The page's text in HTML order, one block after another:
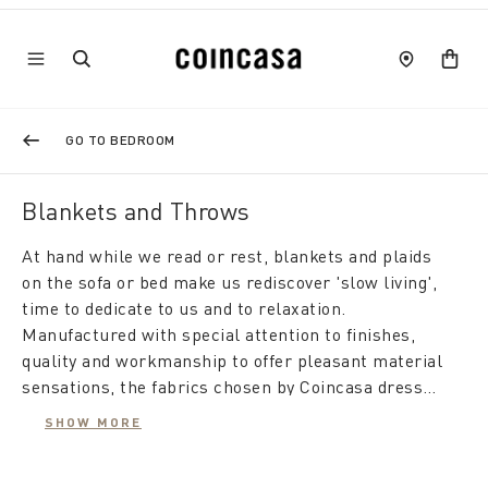
GO TO BEDROOM
Blankets and Throws
At hand while we read or rest, blankets and plaids
on the sofa or bed make us rediscover 'slow living',
time to dedicate to us and to relaxation.
Manufactured with special attention to finishes,
quality and workmanship to offer pleasant material
sensations, the fabrics chosen by Coincasa dress
fantasies of contemporary taste.
The product proposal is very broad, with options for
SHOW MORE